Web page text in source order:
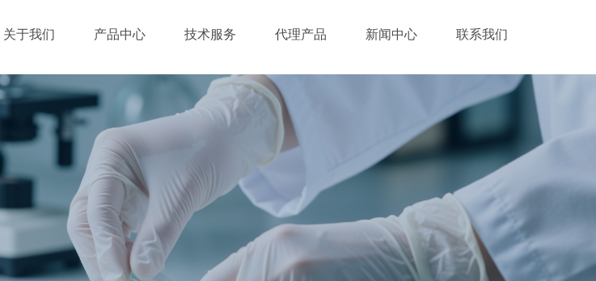
关于我们 产品中心 技术服务 代理产品 新闻中心 联系我们